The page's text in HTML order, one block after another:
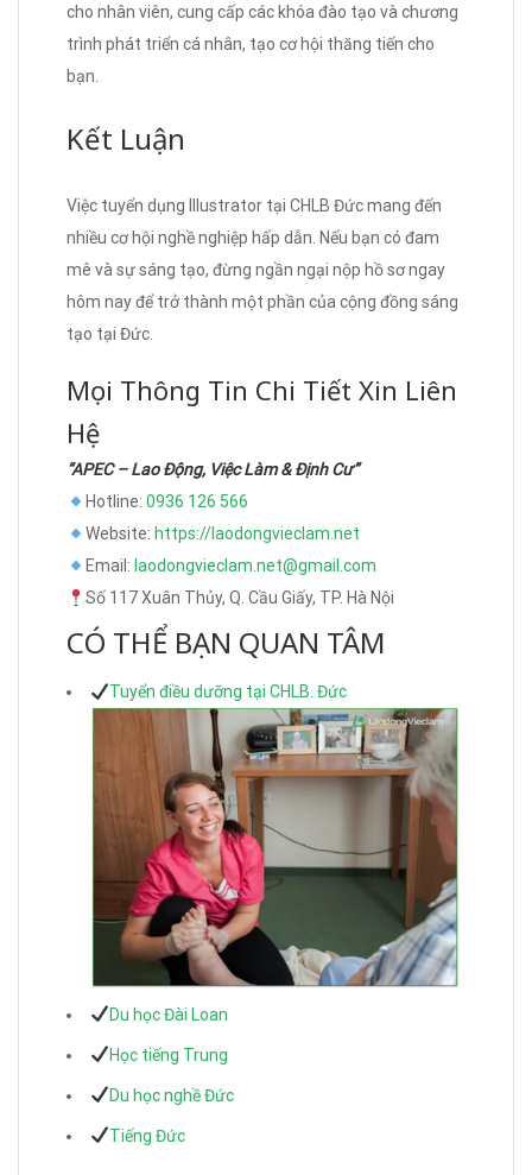
cho nhân viên, cung cấp các khóa đào tạo và chương
trình phát triển cá nhân, tạo cơ hội thăng tiến cho
bạn.
Kết Luận
Việc tuyển dụng Illustrator tại CHLB Đức mang đến
nhiều cơ hội nghề nghiệp hấp dẫn. Nếu bạn có đam
mê và sự sáng tạo, đừng ngần ngại nộp hồ sơ ngay
hôm nay để trở thành một phần của cộng đồng sáng
tạo tại Đức.
Mọi Thông Tin Chi Tiết Xin Liên
Hệ
“APEC – Lao Động, Việc Làm & Định Cư”
Hotline: 0936 126 566
Website: https://laodongvieclam.net
Email: laodongvieclam.net@gmail.com
Số 117 Xuân Thủy, Q. Cầu Giấy, TP. Hà Nội
CÓ THỂ BẠN QUAN TÂM
Tuyển điều dưỡng tại CHLB. Đức
Du học Đài Loan
Học tiếng Trung
Du học nghề Đức
Tiếng Đức